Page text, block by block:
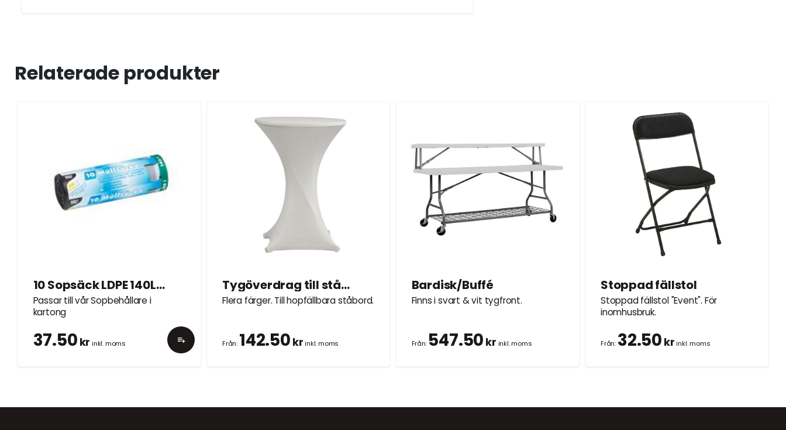
Relaterade produkter
10 Sopsäck LDPE 140L, 110x80cm, svart
Passar till vår Sopbehållare i
37.50 kr inkl. moms
Tygöverdrag till ståbord Ø0,8m
Flera färger. Till hopfällbara ståbord.
Från: 142.50 krinkl. moms
Bardisk/Buffé
Finns i svart & vit tygfront.
Från: 547.50 kr inkl. moms
Stoppad fällstol
Stoppad fällstol "Event". För
inomhusbruk.
Från: 32.50 krinkl. moms